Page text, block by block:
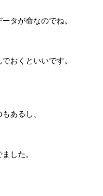
タが命なのでね。
おくといいです。
あるし、
した。